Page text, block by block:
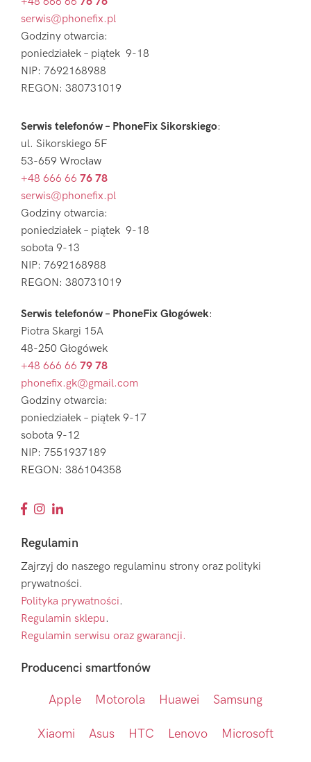
serwis@phonefix.pl
Godziny otwarcia:
poniedziałek – piątek 9-18
NIP: 7692168988
REGON: 380731019
Serwis telefonów – PhoneFix Sikorskiego:
ul. Sikorskiego 5F
53-659 Wrocław
+48 666 66 76 78
serwis@phonefix.pl
Godziny otwarcia:
poniedziałek – piątek 9-18
sobota 9-13
NIP: 7692168988
REGON: 380731019
Serwis telefonów – PhoneFix Głogówek:
Piotra Skargi 15A
48-250 Głogówek
+48 666 66 79 78
phonefix.gk@gmail.com
Godziny otwarcia:
poniedziałek – piątek 9-17
sobota 9-12
NIP: 7551937189
REGON: 386104358
Regulamin
Zajrzyj do naszego regulaminu strony oraz polityki
prywatności.
Polityka prywatności.
Regulamin sklepu.
Regulamin serwisu oraz gwarancji.
Producenci smartfonów
Apple Motorola Huawei Samsung
Xiaomi Asus HTC Lenovo Microsoft